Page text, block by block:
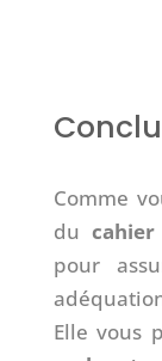
Comme
du
pour
Elle vous